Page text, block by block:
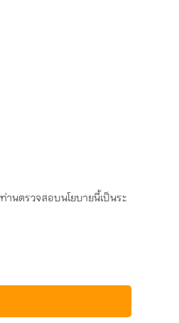
นตรวจสอบนโยบายนี้เป็นระ